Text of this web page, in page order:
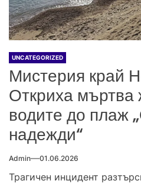
UNCATEGORIZED
Мистерия край
Откриха мъртва
водите до плаж
надежди“
Admin 01.06.2026
Трагичен инцидент